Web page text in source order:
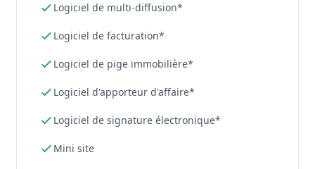
Logiciel de multi-diffusion*
Logiciel de facturation*
Logiciel de pige immobilière*
Logiciel d'apporteur d'affaire*
Logiciel de signature électronique*
Mini site